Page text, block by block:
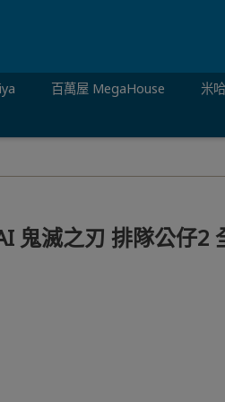
百萬屋 MegaHouse 米
鬼滅之刃 排隊公仔2